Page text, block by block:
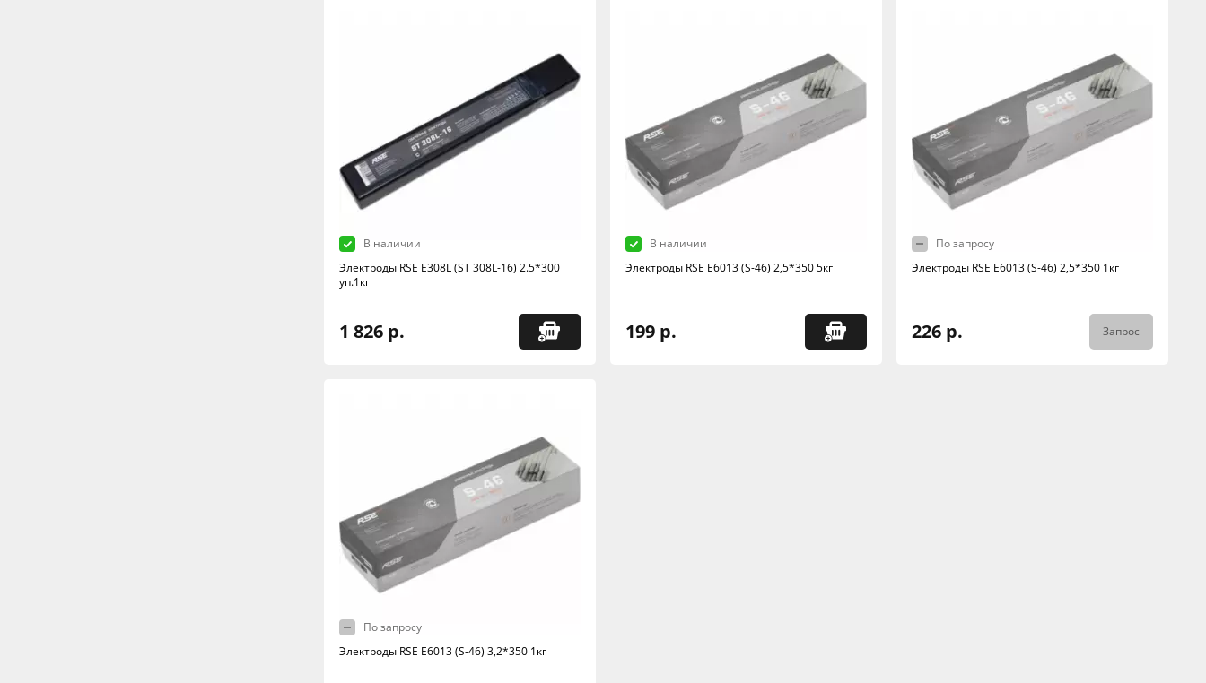
В наличии
Электроды RSE Е308L (ST 308L-16) 2.5*300
уп.1кг
1 826 р.
В наличии
Электроды RSE Е6013 (S-46) 2,5*350 5кг
199 р.
По запросу
Электроды RSE Е6013 (S-46) 2,5*350 1кг
226 р. Запрос
По запросу
Электроды RSE Е6013 (S-46) 3,2*350 1кг